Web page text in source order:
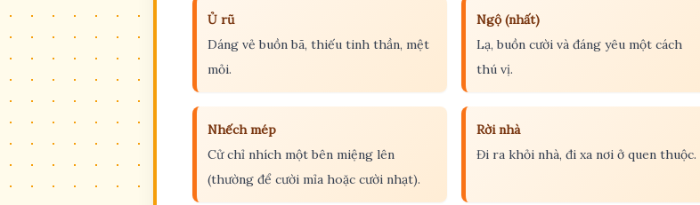
Ủ rũ
Dáng vẻ buồn bã, thiếu tinh thần, mệt
mỏi.
Ngộ (nhất)
Lạ, buồn cười và đáng yêu một cách
thú vị.
Nhếch mép
Cử chỉ nhích một bên miệng lên
(thường để cười mỉa hoặc cười nhạt).
Rời nhà
Đi ra khỏi nhà, đi xa nơi ở quen thuộc.